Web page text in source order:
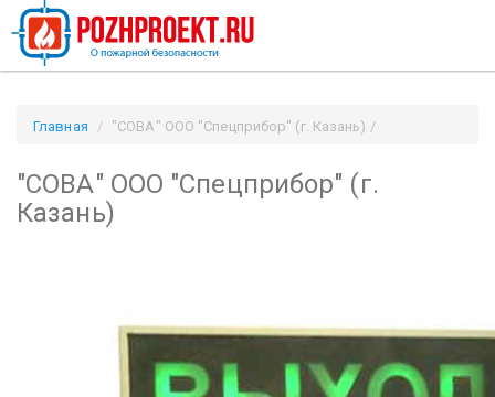
Главная
"СОВА" ООО "Спецприбор" (г. Казань) /
"СОВА" ООО "Спецприбор" (г.
Казань)